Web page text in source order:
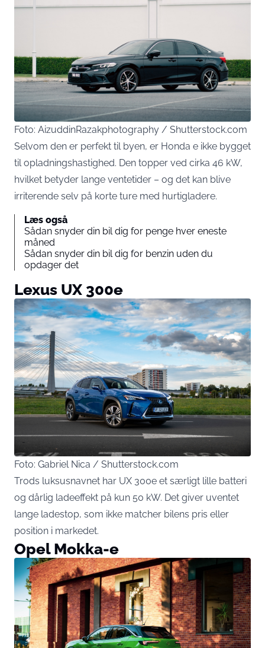
Foto: AizuddinRazakphotography / Shutterstock.com
Selvom den er perfekt til byen, er Honda e ikke bygget
til opladningshastighed. Den topper ved cirka 46 kW,
hvilket betyder lange ventetider – og det kan blive
irriterende selv på korte ture med hurtigladere.
Læs også
Sådan snyder din bil dig for penge hver eneste
måned
Sådan snyder din bil dig for benzin uden du
opdager det
Lexus UX 300e
Foto: Gabriel Nica / Shutterstock.com
Trods luksusnavnet har UX 300e et særligt lille batteri
og dårlig ladeeffekt på kun 50 kW. Det giver uventet
lange ladestop, som ikke matcher bilens pris eller
position i markedet.
Opel Mokka-e